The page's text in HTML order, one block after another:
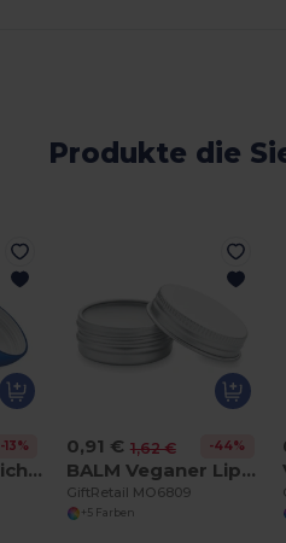
Produkte die
-13%
UV SOFT Natürlicher Lippenpflegebalsam im Eierdesign
0,91 € 1,62 € -44%
BALM Veganer Lippenbalsam
GiftRetail MO6809
+5 Farben